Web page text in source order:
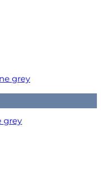
Auf die Wunschliste
grey